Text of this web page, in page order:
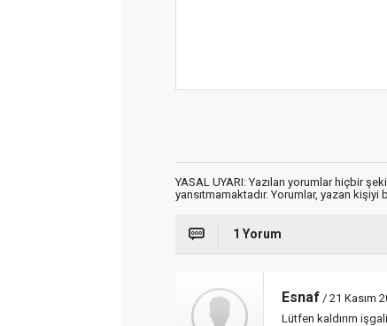
YASAL UYARI: Yazılan yorumlar hiçbir
yansıtmamaktadır. Yorumlar, yazan kişiyi
1 Yorum
Esnaf / 21 Kasım
Lütfen kaldırım